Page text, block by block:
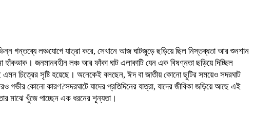
গন্তব্যে লঞ্চযোগে যাত্রা করে, সেখানে আজ ঘাটজুড়ে ছড়িয়ে ছিল নিস্তব্ধতা আর শুনশান
জনমানবহীন লঞ্চ আর ফাঁকা ঘাট এলাকাটি যেন এক বিষণ্নতা ছড়িয়ে দিচ্ছিল
এমন চিত্রের সৃষ্টি হয়েছে। অনেকেই বলছেন, ঈদ বা জাতীয় কোনো ছুটির সময়েও সদরঘাট
কোনো কারণ?সদরঘাটে যাদের প্রতিদিনের যাত্রা, যাদের জীবিকা জড়িয়ে আছে এই
মাঝে খুঁজে পাচ্ছেন এক ধরনের শূন্যতা।